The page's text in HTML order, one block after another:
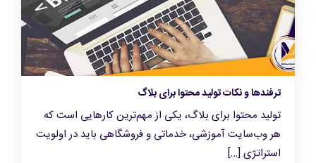
ترفندها و نکات تولید محتوا برای بلاگ
تولید محتوا برای بلاگ، یکی از مهم‌ترین کارهایی است که
هر وب‌سایت آموزشی، خدماتی و فروشگاهی باید در اولویت
استراتژی […]